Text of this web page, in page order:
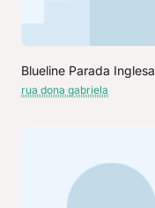
Blueline Parada Inglesa
rua dona gabriela